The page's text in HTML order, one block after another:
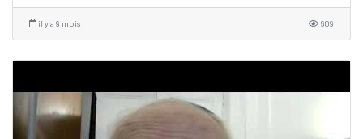
il y a 9 mois 609